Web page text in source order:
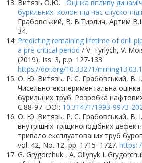
Витязь О.Ю. Оцінка впливу
бурильних колон під час спуско-
Грабовський, В. В.Тирлич, Артим
34.
Predicting remaining lifetime of drill
a pre-critical period / V. Tyrlych, V.
(2019), Iss. 3, p.p. 127-133
https://doi.org/10.33271/
О. Ю. Витязь, Р. С. Грабовський, В.
Чисельно-експериментальна
бурильних труб. Розробка
С.88-97. DOI: 10.31471/1993-9973-
О. Ю. Витязь, Р. С. Грабовський, В.
внутрішніх тріщиноподібних
тривало експлуатованих труб
vol. 42, No. 12, pp. 1715–1727. https:
G. Grygorchuk , A. Oliynyk